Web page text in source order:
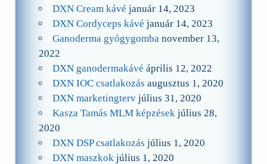
DXN Cream kávé január 14, 2023
DXN Cordyceps kávé január 14, 2023
Ganoderma gyógygomba november 13,
2022
DXN ganodermakávé április 12, 2022
DXN IOC csatlakozás augusztus 1, 2020
DXN marketingterv július 31, 2020
Kasza Tamás MLM képzések július 28,
2020
DXN DSP csatlakozás július 1, 2020
DXN maszkok július 1, 2020